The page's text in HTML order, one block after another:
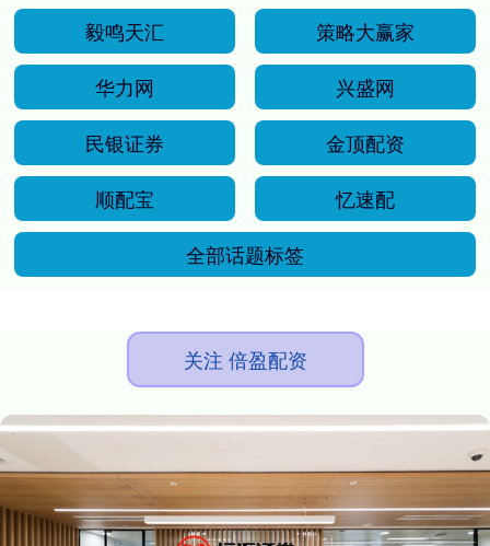
毅鸣天汇
策略大赢家
华力网
兴盛网
民银证券
金顶配资
顺配宝
忆速配
全部话题标签
关注 倍盈配资